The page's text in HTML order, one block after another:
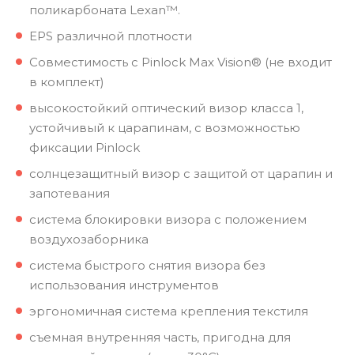
поликарбоната Lexan™.
EPS различной плотности
Совместимость с Pinlock Max Vision® (не входит
в комплект)
высокостойкий оптический визор класса 1,
устойчивый к царапинам, с возможностью
фиксации Pinlock
солнцезащитный визор с защитой от царапин и
запотевания
система блокировки визора с положением
воздухозаборника
система быстрого снятия визора без
использования инструментов
эргономичная система крепления текстиля
съемная внутренняя часть, пригодна для